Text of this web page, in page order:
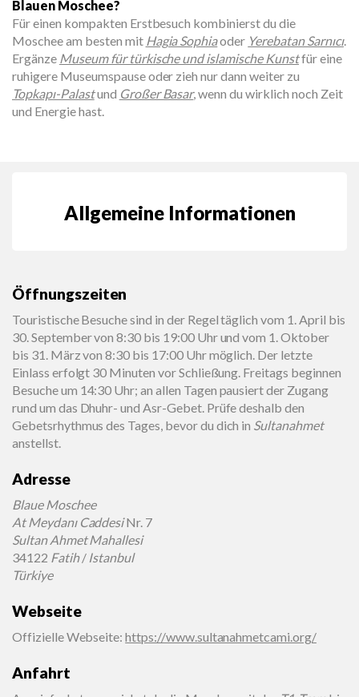
Blauen Moschee?
Für einen kompakten Erstbesuch kombinierst du die
Moschee am besten mit Hagia Sophiaoder Yerebatan Sarnıcı.
Ergänze Museum für türkische und islamische Kunstfür eine
ruhigere Museumspause oder zieh nur dann weiter zu
Topkapı-Palastund Großer Basar, wenn du wirklich noch Zeit
und Energie hast.
Allgemeine Informationen
Öffnungszeiten
Touristische Besuche sind in der Regel täglich vom 1. April bis
30. September von 8:30 bis 19:00 Uhr und vom 1. Oktober
bis 31. März von 8:30 bis 17:00 Uhr möglich. Der letzte
Einlass erfolgt 30 Minuten vor Schließung. Freitags beginnen
Besuche um 14:30 Uhr; an allen Tagen pausiert der Zugang
rund um das Dhuhr- und Asr-Gebet. Prüfe deshalb den
Gebetsrhythmus des Tages, bevor du dich in Sultanahmet
anstellst.
Adresse
Blaue Moschee
At Meydanı CaddesiNr. 7
Sultan Ahmet Mahallesi
34122 Fatih/ Istanbul
Türkiye
Webseite
Offizielle Webseite:https://www.sultanahmetcami.org/
Anfahrt